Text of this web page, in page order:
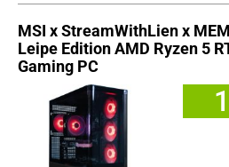
MSI x StreamWithLien x
Leipe Edition AMD Ryzen 5
Gaming PC